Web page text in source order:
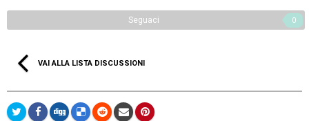
Seguaci 0
VAI ALLA LISTA DISCUSSIONI